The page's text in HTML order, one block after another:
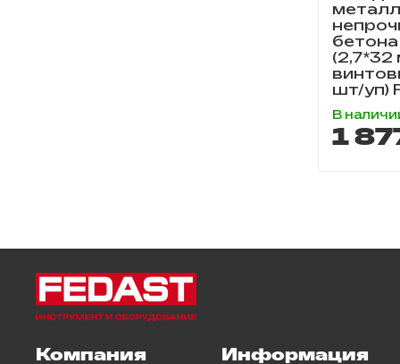
бетона
(2,7*32
шт/уп)
В
1
Компания Информация